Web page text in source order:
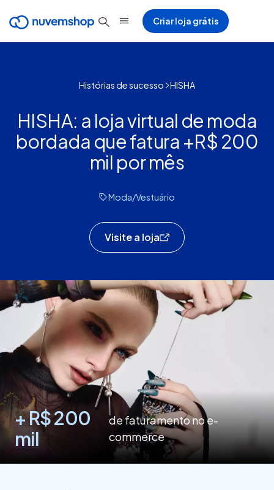
Criar loja grátis
Histórias de sucesso HISHA
HISHA: a loja virtual de moda
bordada que fatura +R$ 200
mil por mês
Moda/Vestuário
Visite a loja
+ R$ 200
mil
de faturamento no e-
commerce